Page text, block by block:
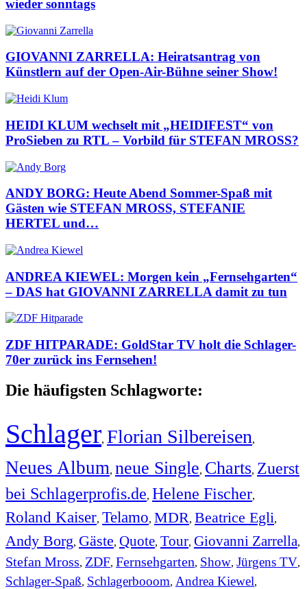
wieder sonntags
GIOVANNI ZARRELLA: Heiratsantrag von
Künstlern auf der Open-Air-Bühne seiner Show!
HEIDI KLUM wechselt mit „HEIDIFEST“ von
ProSieben zu RTL – Vorbild für STEFAN MROSS?
ANDY BORG: Heute Abend Sommer-Spaß mit
Gästen wie STEFAN MROSS, STEFANIE
HERTEL und…
ANDREA KIEWEL: Morgen kein „Fernsehgarten“
– DAS hat GIOVANNI ZARRELLA damit zu tun
ZDF HITPARADE: GoldStar TV holt die Schlager-
70er zurück ins Fernsehen!
Die häufigsten Schlagworte:
Schlager, Florian Silbereisen,
Neues Album, neue Single, Charts, Zuerst
bei Schlagerprofis.de, Helene Fischer,
Roland Kaiser, Telamo, MDR, Beatrice Egli,
Andy Borg, Gäste, Quote, Tour, Giovanni Zarrella,
Stefan Mross, ZDF, Fernsehgarten, Show, Jürgens TV,
Schlager-Spaß, Schlagerbooom, Andrea Kiewel,